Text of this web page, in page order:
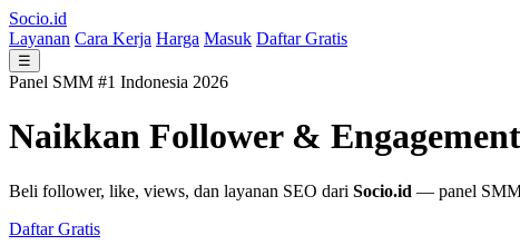
Socio.id
Layanan Cara Kerja Harga Masuk Daftar Gratis
☰
Panel SMM #1 Indonesia 2026
Naikkan Follower & Engagement
Beli follower, like, views, dan layanan SEO dari Socio.id — panel SMM
Daftar Gratis